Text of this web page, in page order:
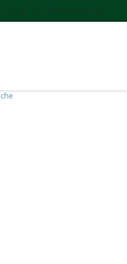
wir per SSL Verschlüsselung